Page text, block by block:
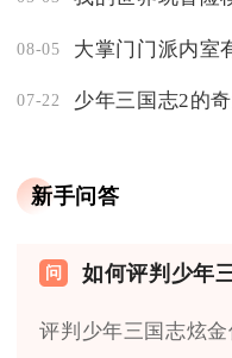
08-05 大掌门门派内室
07-22 少年三国志2的
新手问答
如何评判少年
评判少年三国志炫